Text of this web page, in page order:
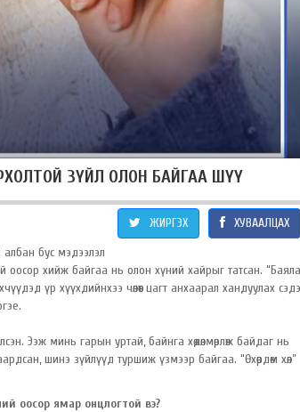
ЗҮЙЛ ОЛОН БАЙГАА ШҮҮ
ХУВААЛЦАХ
ЖИРГЭХ
албан бус мэдээлэл
оосор хийж байгаа нь олон хүний хайрыг татсан.
үр хүүхдийнхээ чөлөөт цагт анхаарал хандуулах
Ээж минь гарын уртай, байнга хөдөлмөрлөж байдаг нь
шинэ зүйлүүд туршиж үзмээр байгаа. “Өхөөрдөм хөл”
оосор ямар онцлогтой вэ?